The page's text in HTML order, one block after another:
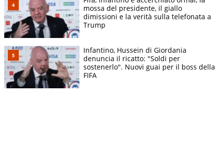
mossa del presidente, il giallo
dimissioni e la verità sulla telefonata a
Trump
Infantino, Hussein di Giordania
denuncia il ricatto: "Soldi per
sostenerlo". Nuovi guai per il boss della
FIFA